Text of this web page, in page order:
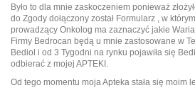
Było to dla mnie zaskoczeniem ponieważ
do Zgody dołączony został Formularz , w
prowadzący Onkolog ma zaznaczyć jakie
Firmy Bedrocan będą u mnie zastosowane w
Bediol i od 3 Tygodni na rynku pojawiła się
odbierać z mojej APTEKI.
Od tego momentu moja Apteka stała się moim